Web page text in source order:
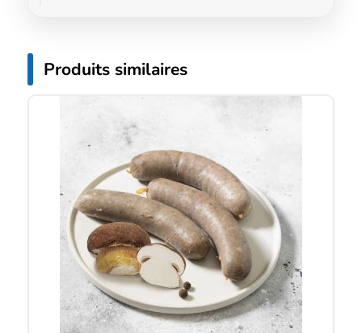
Produits similaires